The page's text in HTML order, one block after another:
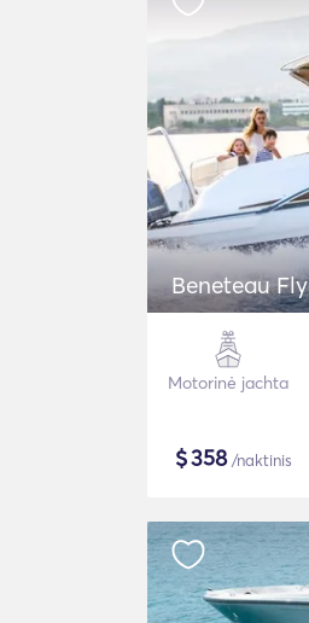
Beneteau
Motorinė jachta
$358/naktinis